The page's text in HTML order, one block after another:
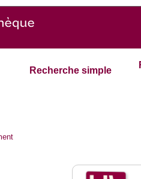
Recherche simple